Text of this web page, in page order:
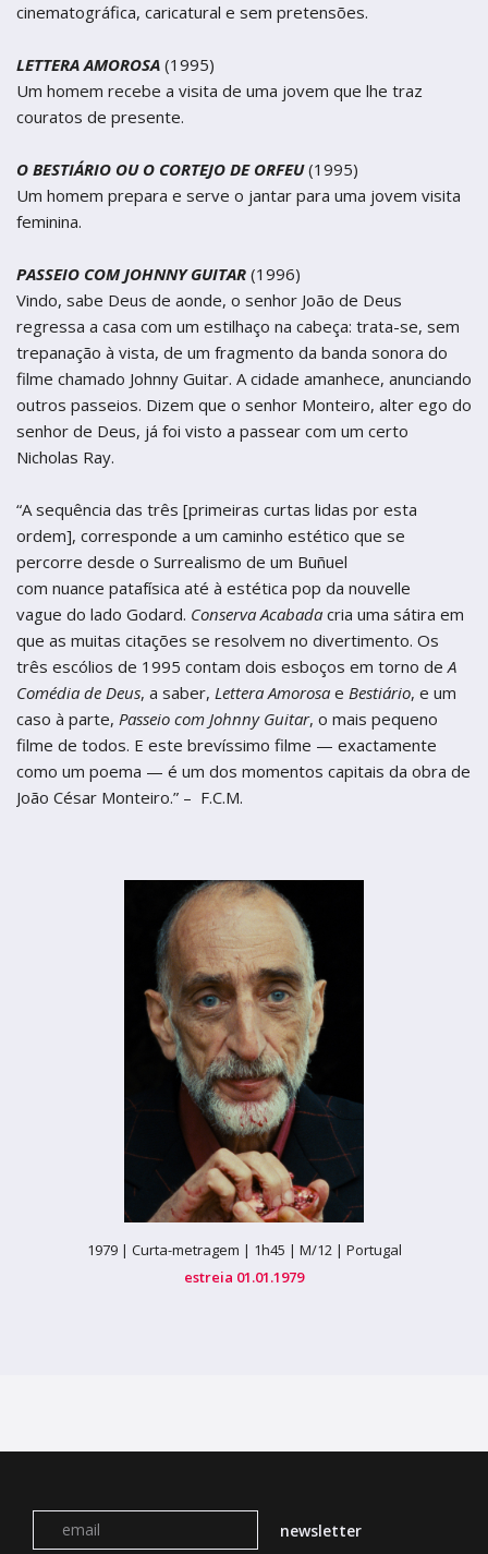
cinematográfica, caricatural e sem pretensões.
LETTERA AMOROSA (1995)
Um homem recebe a visita de uma jovem que lhe traz
couratos de presente.
O BESTIÁRIO OU O CORTEJO DE ORFEU(1995)
Um homem prepara e serve o jantar para uma jovem visita
feminina.
PASSEIO COM JOHNNY GUITAR (1996)
Vindo, sabe Deus de aonde, o senhor João de Deus
regressa a casa com um estilhaço na cabeça: trata-se, sem
trepanação à vista, de um fragmento da banda sonora do
filme chamado Johnny Guitar. A cidade amanhece, anunciando
outros passeios. Dizem que o senhor Monteiro, alter ego do
senhor de Deus, já foi visto a passear com um certo
Nicholas Ray.
“A sequência das três [primeiras curtas lidas por esta
ordem], corresponde a um caminho estético que se
percorre desde o Surrealismo de um Buñuel
com nuance patafísica até à estética pop da nouvelle
vague do lado Godard. Conserva Acabada cria uma sátira em
que as muitas citações se resolvem no divertimento. Os
três escólios de 1995 contam dois esboços em torno deA
Comédia de Deus, a saber, Lettera Amorosa e Bestiário, e um
caso à parte, Passeio com Johnny Guitar, o mais pequeno
filme de todos. E este brevíssimo filme — exactamente
como um poema — é um dos momentos capitais da obra de
João César Monteiro.” – F.C.M.
1979 | Curta-metragem | 1h45 | M/12 | Portugal
estreia 01.01.1979